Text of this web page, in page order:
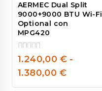
AERMEC Dual Split
9000+9000 BTU Wi-Fi
Optional con
MPG420
0
out
of
5
1.240,00 € -
1.380,00 €